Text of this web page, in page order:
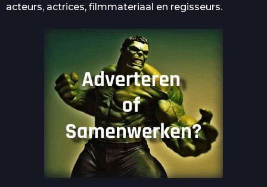
acteurs, actrices, filmmateriaal en regisseurs.